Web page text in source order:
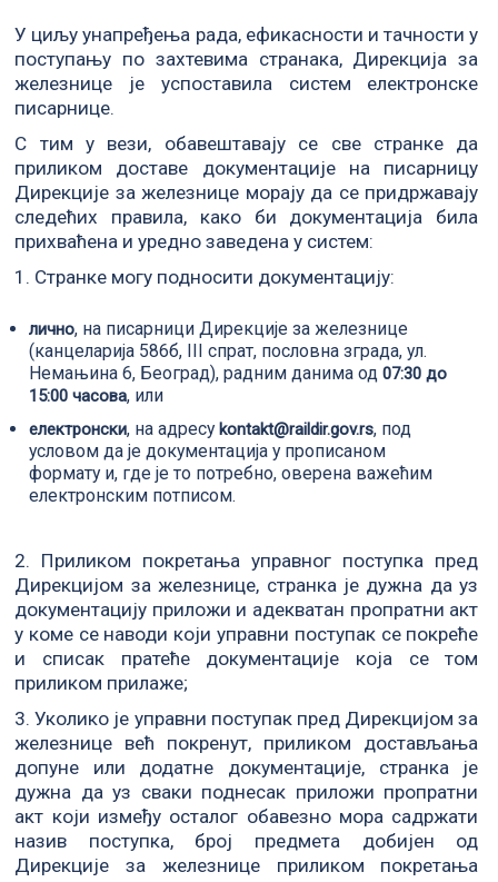
У циљу унапређења рада, ефикасности и тачности у
поступању по захтевима странака, Дирекција за
железнице је успоставила систем електронске
писарнице.
С тим у вези, обавештавају се све странке да
приликом доставе документације на писарницу
Дирекције за железнице морају да се придржавају
следећих правила, како би документација била
прихваћена и уредно заведена у систем:
1. Странке могу подносити документацију:
лично, на писарници Дирекције за железнице
(канцеларија 586б, III спрат, пословна зграда, ул.
Немањина 6, Београд), радним данима од07:30 до
15:00 часова, или
електронски, на адресуkontakt@raildir.gov.rs, под
условом да је документација у прописаном
формату и, где је то потребно, оверена важећим
електронским потписом.
2. Приликом покретања управног поступка пред
Дирекцијом за железнице, странка је дужна да уз
документацију приложи и адекватан пропратни акт
у коме се наводи који управни поступак се покреће
и списак пратеће документације која се том
приликом прилаже;
3. Уколико је управни поступак пред Дирекцијом за
железнице већ покренут, приликом достављања
допуне или додатне документације, странка је
дужна да уз сваки поднесак приложи пропратни
акт који између осталог обавезно мора садржати
назив поступка, број предмета добијен од
Дирекције за железнице приликом покретања